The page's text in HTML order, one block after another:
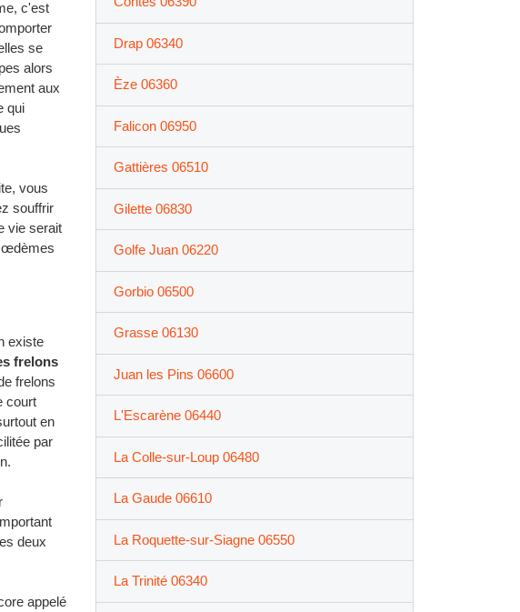
c'est
se
alors
aux
qui
vous
souffrir
vie serait
œdèmes
existe
frelons
frelons
court
en
par
deux
appelé
Drap 06340
Èze 06360
Falicon 06950
Gattières 06510
Gilette 06830
Golfe Juan 06220
Gorbio 06500
Grasse 06130
Juan les Pins 06600
L'Escarène 06440
La Colle-sur-Loup 06480
La Gaude 06610
La Roquette-sur-Siagne 06550
La Trinité 06340